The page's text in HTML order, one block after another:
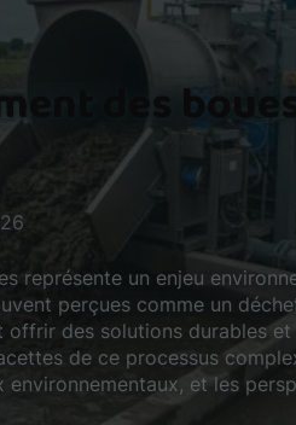
des
représente un enjeu
perçues comme un
offrir des solutions durables et
de ce processus
et les